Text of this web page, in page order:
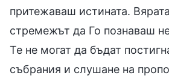
притежаваш истината.
стремежът да Го познаваш
Те не могат да бъдат
събрания и слушане на